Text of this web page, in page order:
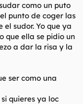
como un puto
punto de coger las
sudor. Yo que ya
que ella se pidio un
a dar la risa y la
ser como una
quieres ya loc